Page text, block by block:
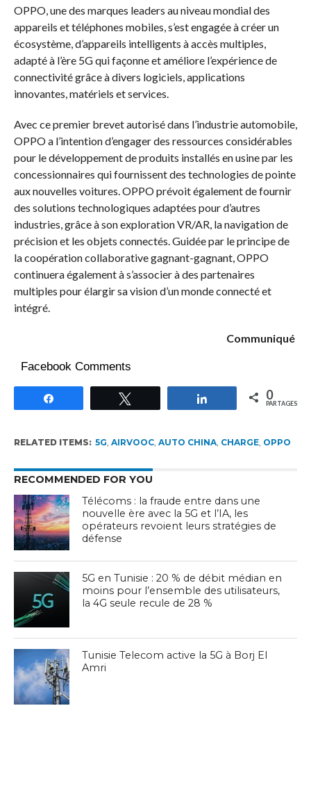
OPPO, une des marques leaders au niveau mondial des
appareils et téléphones mobiles, s’est engagée à créer un
écosystème, d’appareils intelligents à accès multiples,
adapté à l’ère 5G qui façonne et améliore l’expérience de
connectivité grâce à divers logiciels, applications
innovantes, matériels et services.
Avec ce premier brevet autorisé dans l’industrie automobile,
OPPO a l’intention d’engager des ressources considérables
pour le développement de produits installés en usine par les
concessionnaires qui fournissent des technologies de pointe
aux nouvelles voitures. OPPO prévoit également de fournir
des solutions technologiques adaptées pour d’autres
industries, grâce à son exploration VR/AR, la navigation de
précision et les objets connectés. Guidée par le principe de
la coopération collaborative gagnant-gagnant, OPPO
continuera également à s’associer à des partenaires
multiples pour élargir sa vision d’un monde connecté et
intégré.
Communiqué
Facebook Comments
Partagez 0
PARTAGES
RELATED ITEMS: 5G AIRVOOC, AUTO CHINA, CHARGE, OPPO
RECOMMENDED FOR YOU
Télécoms : la fraude entre dans une
nouvelle ère avec la 5G et l’IA, les
opérateurs revoient leurs stratégies de
défense
5G en Tunisie : 20 % de débit médian en
moins pour l’ensemble des utilisateurs,
la 4G seule recule de 28 %
Tunisie Telecom active la 5G à Borj El
Amri